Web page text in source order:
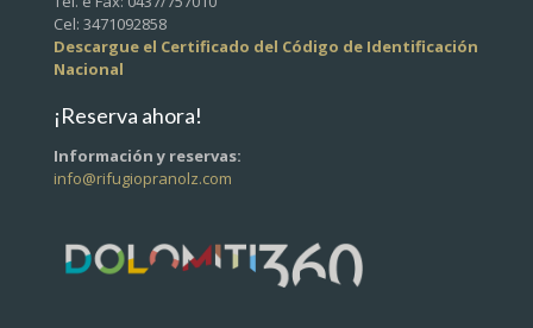
Cel: 3471092858
Descargue el Certificado del Código de Identificación
Nacional
¡Reserva ahora!
Información y reservas:
info@rifugiopranolz.com